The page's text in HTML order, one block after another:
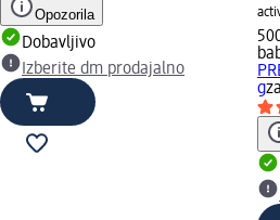
Opozorila
Dobavljivo
Izberite dm prodajalno
g